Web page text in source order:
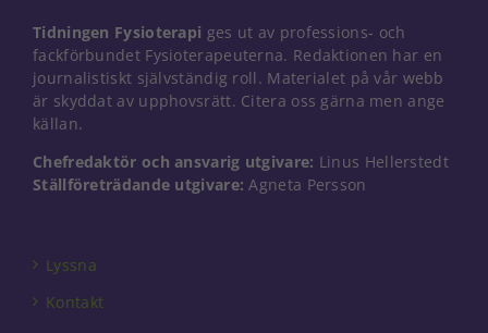
Tidningen Fysioterapi ges ut av professions- och
fackförbundet Fysioterapeuterna. Redaktionen har en
journalistiskt självständig roll. Materialet på vår webb
är skyddat av upphovsrätt. Citera oss gärna men ange
källan.
Chefredaktör och ansvarig utgivare: Linus Hellerstedt
Ställföreträdande utgivare: Agneta Persson
Lyssna
Kontakt